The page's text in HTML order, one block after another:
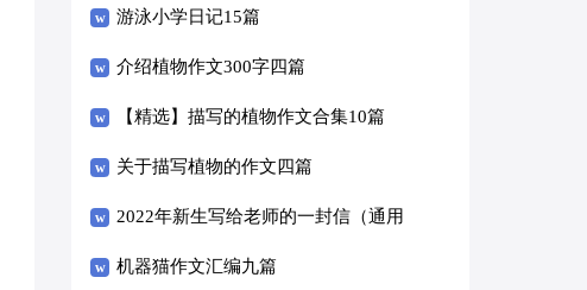
游泳小学日记15篇
介绍植物作文300字四篇
【精选】描写的植物作文合集10篇
关于描写植物的作文四篇
2022年新生写给老师的一封信（通用
8篇）
机器猫作文汇编九篇